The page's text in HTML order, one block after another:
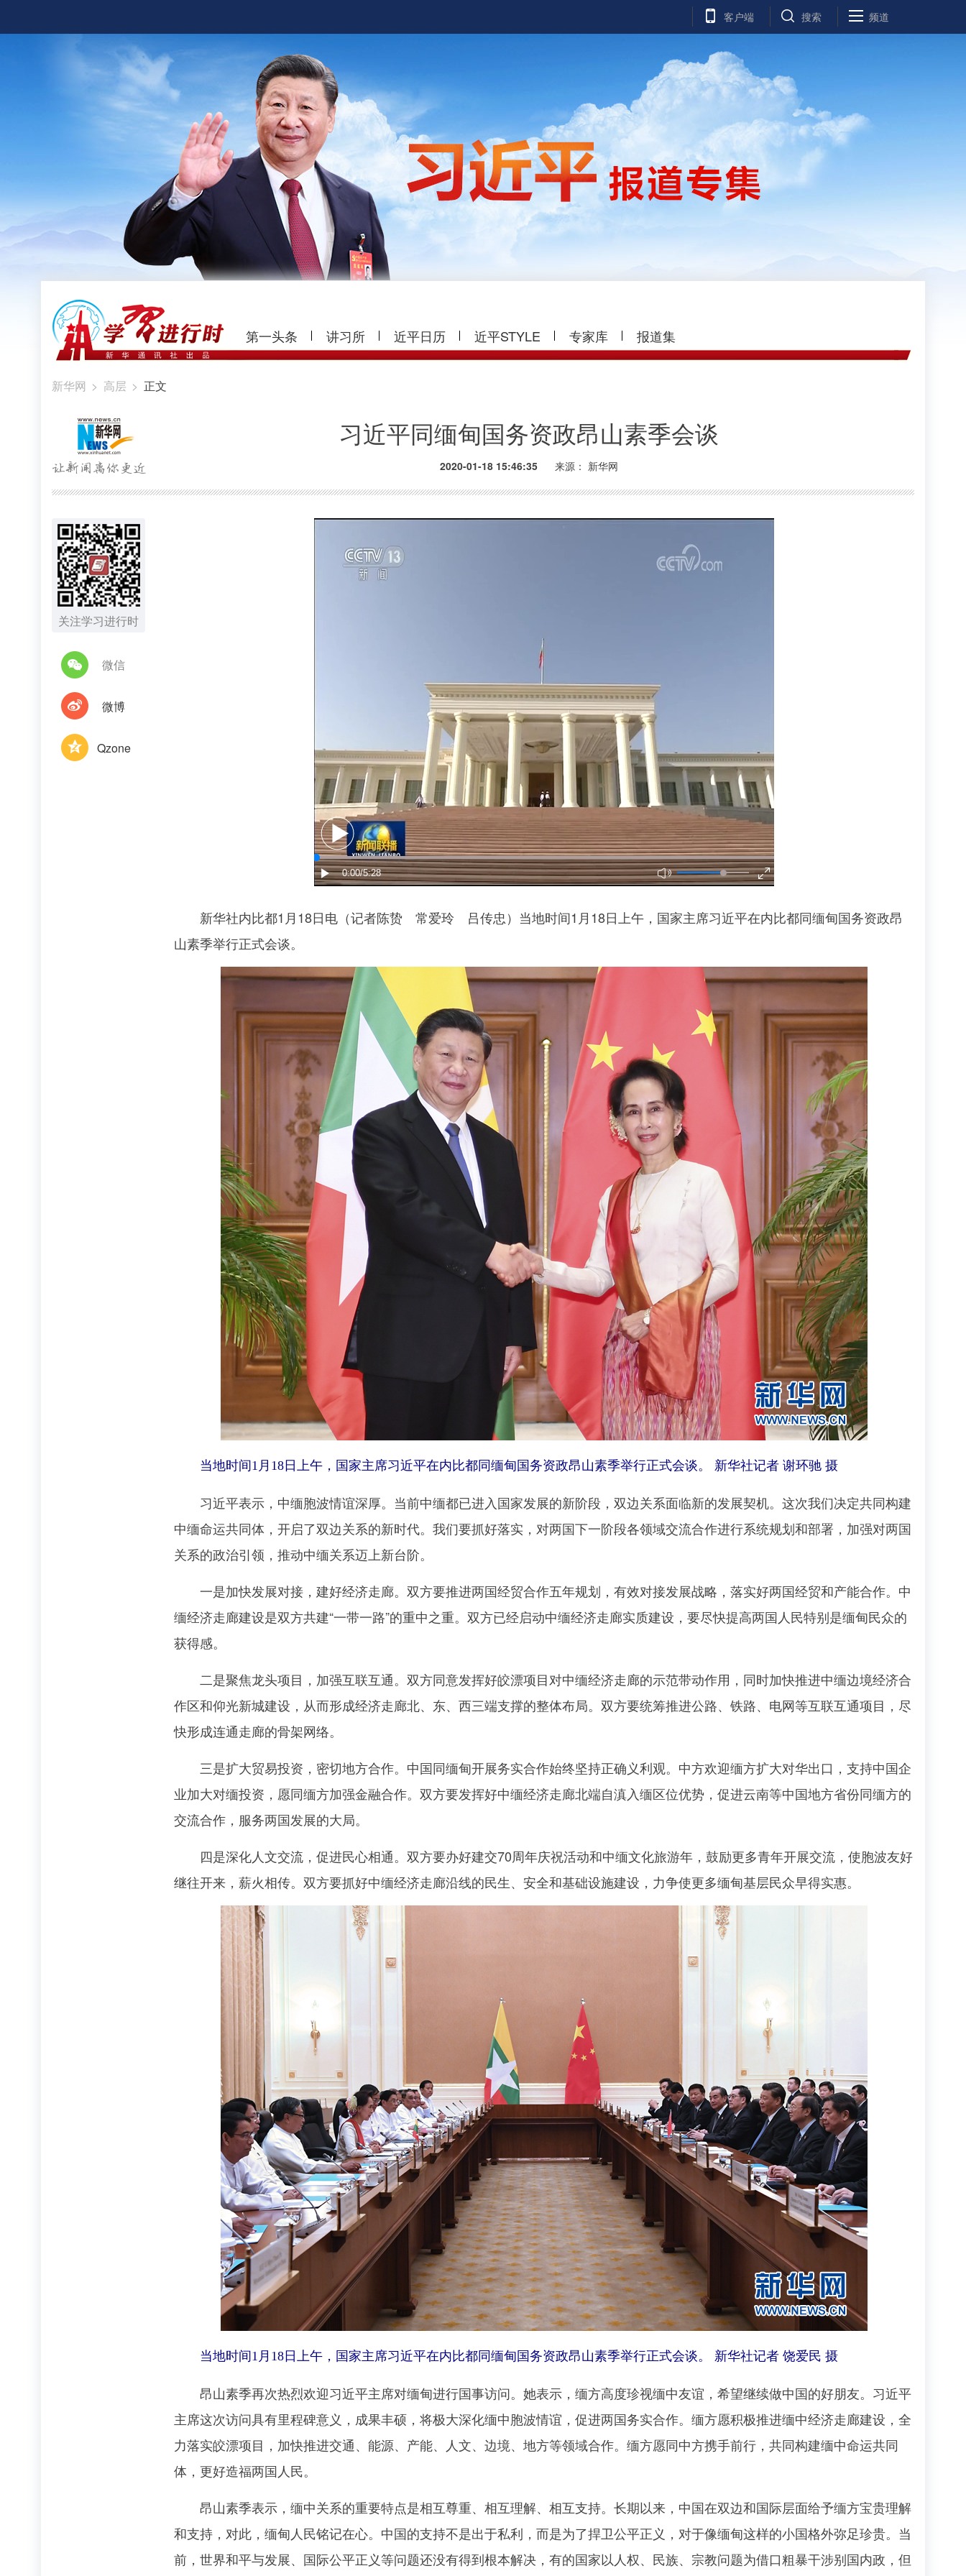
客户端 搜索 频道
第一头条 讲习所 近平日历 近平STYLE 专家库 报道集
新华网 > 高层 > 正文
习近平同缅甸国务资政昂山素季会谈
2020-01-18 15:46:35 来源： 新华网
关注学习进行时
微信
微博
Qzone
新华社内比都1月18日电（记者陈贽 常爱玲 吕传忠）当地时间1月18日上午，国家主席习近平在内比都同缅甸国务资政昂
山素季举行正式会谈。
当地时间1月18日上午，国家主席习近平在内比都同缅甸国务资政昂山素季举行正式会谈。 新华社记者 谢环驰 摄
习近平表示，中缅胞波情谊深厚。当前中缅都已进入国家发展的新阶段，双边关系面临新的发展契机。这次我们决定共同构建
中缅命运共同体，开启了双边关系的新时代。我们要抓好落实，对两国下一阶段各领域交流合作进行系统规划和部署，加强对两国
关系的政治引领，推动中缅关系迈上新台阶。
一是加快发展对接，建好经济走廊。双方要推进两国经贸合作五年规划，有效对接发展战略，落实好两国经贸和产能合作。中
缅经济走廊建设是双方共建“一带一路”的重中之重。双方已经启动中缅经济走廊实质建设，要尽快提高两国人民特别是缅甸民众的
获得感。
二是聚焦龙头项目，加强互联互通。双方同意发挥好皎漂项目对中缅经济走廊的示范带动作用，同时加快推进中缅边境经济合
作区和仰光新城建设，从而形成经济走廊北、东、西三端支撑的整体布局。双方要统筹推进公路、铁路、电网等互联互通项目，尽
快形成连通走廊的骨架网络。
三是扩大贸易投资，密切地方合作。中国同缅甸开展务实合作始终坚持正确义利观。中方欢迎缅方扩大对华出口，支持中国企
业加大对缅投资，愿同缅方加强金融合作。双方要发挥好中缅经济走廊北端自滇入缅区位优势，促进云南等中国地方省份同缅方的
交流合作，服务两国发展的大局。
四是深化人文交流，促进民心相通。双方要办好建交70周年庆祝活动和中缅文化旅游年，鼓励更多青年开展交流，使胞波友好
继往开来，薪火相传。双方要抓好中缅经济走廊沿线的民生、安全和基础设施建设，力争使更多缅甸基层民众早得实惠。
当地时间1月18日上午，国家主席习近平在内比都同缅甸国务资政昂山素季举行正式会谈。 新华社记者 饶爱民 摄
昂山素季再次热烈欢迎习近平主席对缅甸进行国事访问。她表示，缅方高度珍视缅中友谊，希望继续做中国的好朋友。习近平
主席这次访问具有里程碑意义，成果丰硕，将极大深化缅中胞波情谊，促进两国务实合作。缅方愿积极推进缅中经济走廊建设，全
力落实皎漂项目，加快推进交通、能源、产能、人文、边境、地方等领域合作。缅方愿同中方携手前行，共同构建缅中命运共同
体，更好造福两国人民。
昂山素季表示，缅中关系的重要特点是相互尊重、相互理解、相互支持。长期以来，中国在双边和国际层面给予缅方宝贵理解
和支持，对此，缅甸人民铭记在心。中国的支持不是出于私利，而是为了捍卫公平正义，对于像缅甸这样的小国格外弥足珍贵。当
前，世界和平与发展、国际公平正义等问题还没有得到根本解决，有的国家以人权、民族、宗教问题为借口粗暴干涉别国内政，但